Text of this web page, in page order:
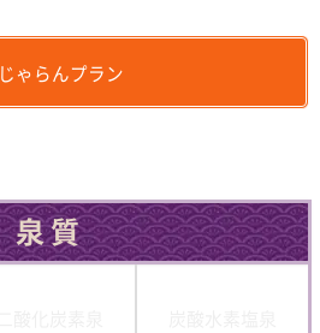
じゃらんプラン
泉質